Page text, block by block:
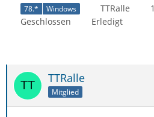
78.* Windows TTRalle
Geschlossen
Erledigt
TTRalle
Mitglied